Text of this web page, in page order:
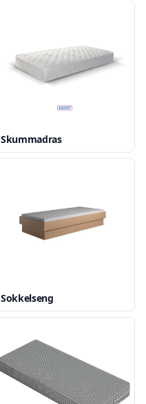
Skummadras
Sokkelseng